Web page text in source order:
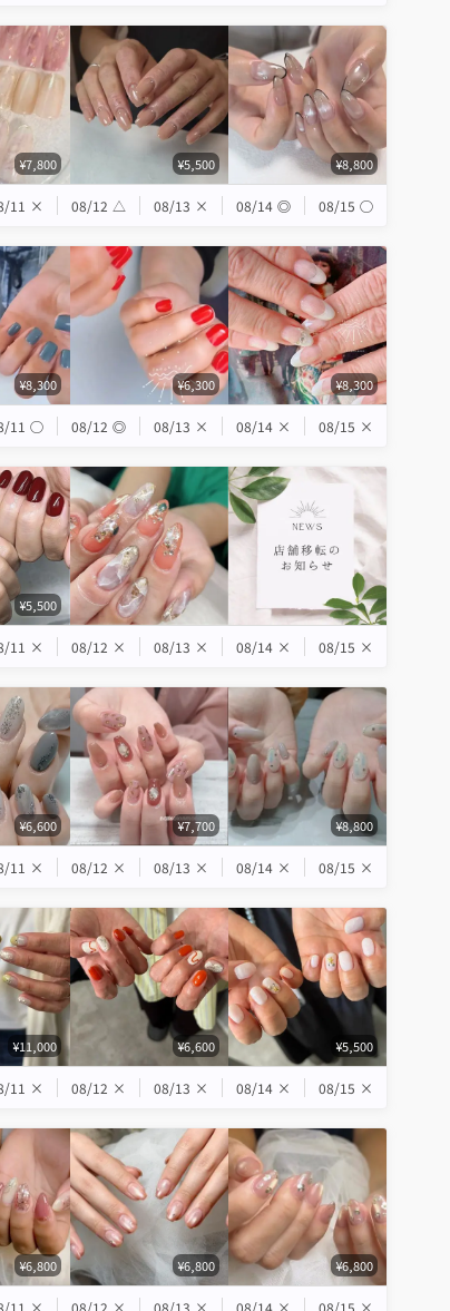
¥7,800 ¥5,500 ¥8,800
11 × 08/12 △ 08/13 × 08/14 ◎ 08/15 ◯
¥8,300 ¥6,300 ¥8,300
11 ◯ 08/12 ◎ 08/13 × 08/14 × 08/15 ×
¥5,500
11 × 08/12 × 08/13 × 08/14 × 08/15 ×
¥6,600 ¥7,700 ¥8,800
11 × 08/12 × 08/13 × 08/14 × 08/15 ×
¥11,000 ¥6,600 ¥5,500
11 × 08/12 × 08/13 × 08/14 × 08/15 ×
¥6,800 ¥6,800 ¥6,800